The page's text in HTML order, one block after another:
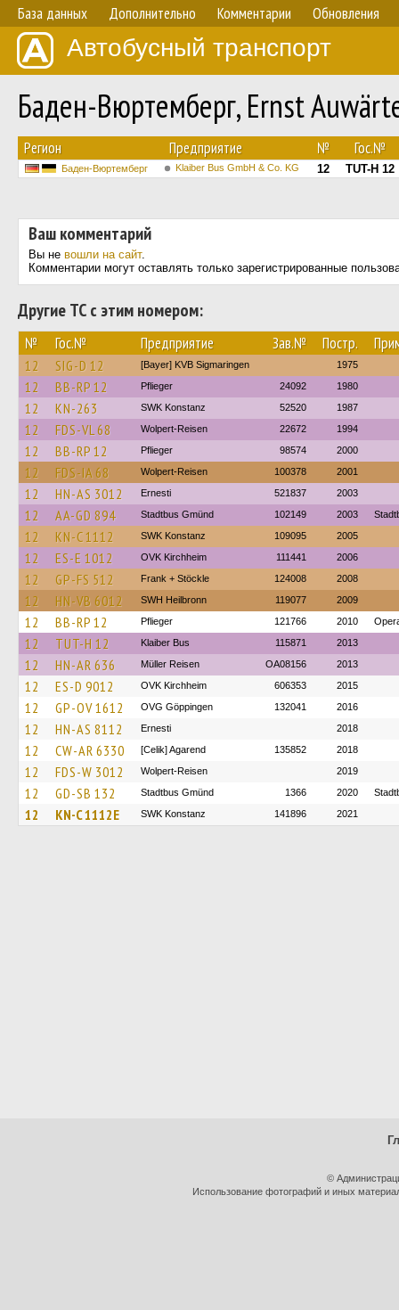
База данных Дополнительно Комментарии Обновления
Автобусный транспорт
Баден-Вюртемберг, Ernst
Регион Предприятие № Гос.№
Баден-Вюртемберг Klaiber Bus GmbH & Co. KG 12 TUT-H 12
Ваш комментарий
Вы не вошли на сайт.
Комментарии могут оставлять только зарегистрированные
Другие ТС с этим номером:
№ Гос.№ Предприятие Зав.№ Постр.
12 SIG-D 12 [Bayer] KVB Sigmaringen 1975
12 BB-RP 12 Pflieger 24092 1980
12 KN-263 SWK Konstanz 52520 1987
12 FDS-VL 68 Wolpert-Reisen 22672 1994
12 BB-RP 12 Pflieger 98574 2000
12 FDS-IA 68 Wolpert-Reisen 100378 2001
12 HN-AS 3012 Ernesti 521837 2003
12 AA-GD 894 Stadtbus Gmünd 102149 2003
12 KN-C 1112 SWK Konstanz 109095 2005
12 ES-E 1012 OVK Kirchheim 111441 2006
12 GP-FS 512 Frank + Stöckle 124008 2008
12 HN-VB 6012 SWH Heilbronn 119077 2009
12 BB-RP 12 Pflieger 121766 2010
12 TUT-H 12 Klaiber Bus 115871 2013
12 HN-AR 636 Müller Reisen OA08156 2013
12 ES-D 9012 OVK Kirchheim 606353 2015
12 GP-OV 1612 OVG Göppingen 132041 2016
12 HN-AS 8112 Ernesti 2018
12 CW-AR 6330 [Celik] Agarend 135852 2018
12 FDS-W 3012 Wolpert-Reisen 2019
12 GD-SB 132 Stadtbus Gmünd 1366 2020
12 KN-C 1112E SWK Konstanz 141896 2021
©
Использование фотографий и иных